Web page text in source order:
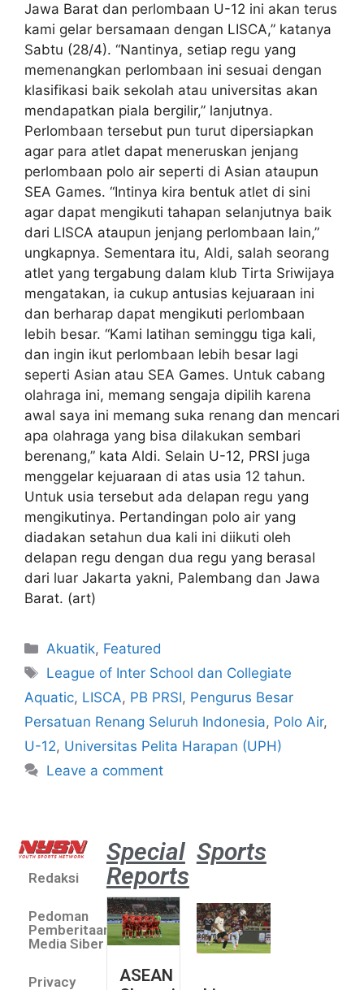
Jawa Barat dan perlombaan U-12 ini akan terus
kami gelar bersamaan dengan LISCA,” katanya
Sabtu (28/4). “Nantinya, setiap regu yang
memenangkan perlombaan ini sesuai dengan
klasifikasi baik sekolah atau universitas akan
mendapatkan piala bergilir,” lanjutnya.
Perlombaan tersebut pun turut dipersiapkan
agar para atlet dapat meneruskan jenjang
perlombaan polo air seperti di Asian ataupun
SEA Games. “Intinya kira bentuk atlet di sini
agar dapat mengikuti tahapan selanjutnya baik
dari LISCA ataupun jenjang perlombaan lain,”
ungkapnya. Sementara itu, Aldi, salah seorang
atlet yang tergabung dalam klub Tirta Sriwijaya
mengatakan, ia cukup antusias kejuaraan ini
dan berharap dapat mengikuti perlombaan
lebih besar. “Kami latihan seminggu tiga kali,
dan ingin ikut perlombaan lebih besar lagi
seperti Asian atau SEA Games. Untuk cabang
olahraga ini, memang sengaja dipilih karena
awal saya ini memang suka renang dan mencari
apa olahraga yang bisa dilakukan sembari
berenang,” kata Aldi. Selain U-12, PRSI juga
menggelar kejuaraan di atas usia 12 tahun.
Untuk usia tersebut ada delapan regu yang
mengikutinya. Pertandingan polo air yang
diadakan setahun dua kali ini diikuti oleh
delapan regu dengan dua regu yang berasal
dari luar Jakarta yakni, Palembang dan Jawa
Barat. (art)
Akuatik, Featured
League of Inter School dan Collegiate
Aquatic, LISCA, PB PRSI, Pengurus Besar
Persatuan Renang Seluruh Indonesia, Polo Air,
U-12, Universitas Pelita Harapan (UPH)
Leave a comment
Redaksi
Pedoman
Pemberitaan
Media Siber
Privacy
Special
Reports
ASEAN
Sports